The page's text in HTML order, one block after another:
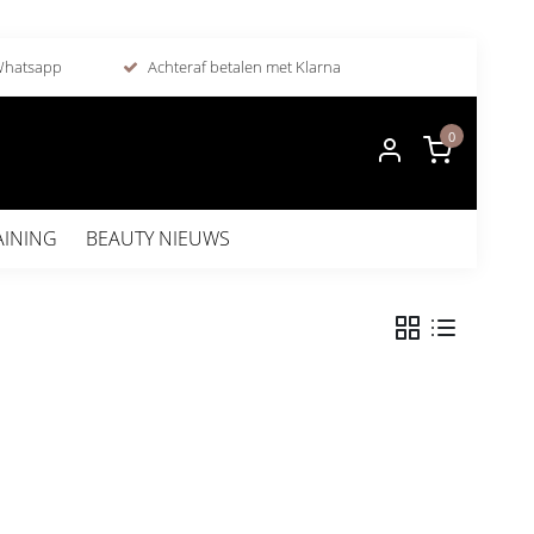
Achteraf betalen met Klarna
0
BEAUTY NIEUWS